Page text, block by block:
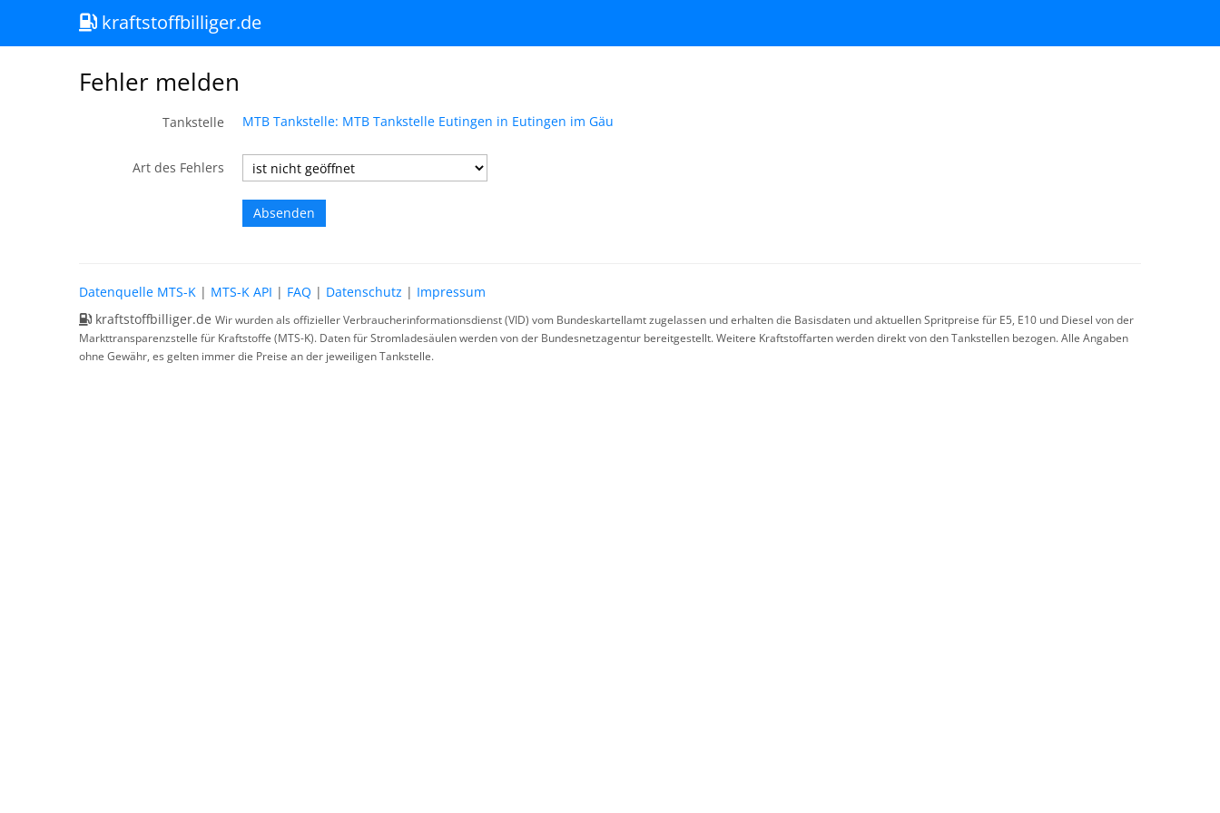
kraftstoffbilliger.de
Fehler melden
Tankstelle MTB Tankstelle: MTB Tankstelle Eutingen in Eutingen im Gäu
Art des Fehlers
Datenquelle MTS-K | MTS-K API | FAQ | Datenschutz | Impressum
kraftstoffbilliger.de Wir wurden als offizieller Verbraucherinformationsdienst (VID) vom Bundeskartellamt zugelassen und erhalten die Basisdaten und aktuellen Spritpreise für E5, E10 und Diesel von der
Markttransparenzstelle für Kraftstoffe (MTS-K). Daten für Stromladesäulen werden von der Bundesnetzagentur bereitgestellt. Weitere Kraftstoffarten werden direkt von den Tankstellen bezogen. Alle Angaben
ohne Gewähr, es gelten immer die Preise an der jeweiligen Tankstelle.